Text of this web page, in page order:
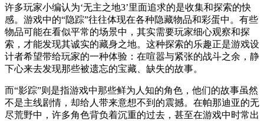
许多玩家小编认为‘无主之地3’里面追求的是收集和探索的快
感。游戏中的“隐踪”往往体现在各种隐藏物品和彩蛋中。有些
物品可能在看似平常的场景中，其实需要玩家细心观察和探
索，才能发现其诚实的藏身之地。这种探索的乐趣正是游戏设
计者希望带给玩家的一种体验：在喧嚣与紧张的战斗之余，静
下心来去发现那些被遗忘的宝藏、缺失的故事。
而“影踪”则是指游戏中那些鲜为人知的角色，他们的故事虽然
不是主线剧情，却给人带来意想不到的震撼。在帕那迪亚的无
尽荒野中，许多角色背负着沉重的过去，甚至在游戏中时常出